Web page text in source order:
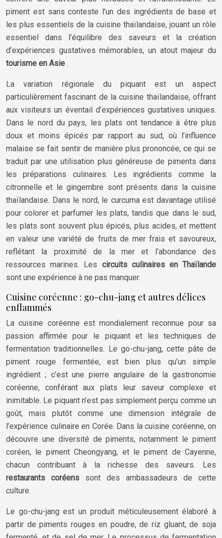
piment est sans conteste l’un des ingrédients de base et
les plus essentiels de la cuisine thaïlandaise, jouant un rôle
essentiel dans l’équilibre des saveurs et la création
d’expériences gustatives mémorables, un atout majeur du
tourisme en Asie .
La variation régionale du piquant est un aspect
particulièrement fascinant de la cuisine thaïlandaise, offrant
aux visiteurs un éventail d’expériences gustatives uniques.
Dans le nord du pays, les plats ont tendance à être plus
doux et moins épicés par rapport au sud, où l’influence
malaise se fait sentir de manière plus prononcée, ce qui se
traduit par une utilisation plus généreuse de piments dans
les préparations culinaires. Les ingrédients comme la
citronnelle et le gingembre sont présents dans la cuisine
thaïlandaise. Dans le nord, le curcuma est davantage utilisé
pour colorer et parfumer les plats, tandis que dans le sud,
les plats sont souvent plus épicés, plus acides, et mettent
en valeur une variété de fruits de mer frais et savoureux,
reflétant la proximité de la mer et l’abondance des
ressources marines. Les circuits culinaires en Thaïlande
sont une expérience à ne pas manquer.
Cuisine coréenne : go-chu-jang et autres délices
enflammés
La cuisine coréenne est mondialement reconnue pour sa
passion affirmée pour le piquant et les techniques de
fermentation traditionnelles. Le go-chu-jang, cette pâte de
piment rouge fermentée, est bien plus qu’un simple
ingrédient ; c’est une pierre angulaire de la gastronomie
coréenne, conférant aux plats leur saveur complexe et
inimitable. Le piquant n’est pas simplement perçu comme un
goût, mais plutôt comme une dimension intégrale de
l’expérience culinaire en Corée. Dans la cuisine coréenne, on
découvre une diversité de piments, notamment le piment
coréen, le piment Cheongyang, et le piment de Cayenne,
chacun contribuant à la richesse des saveurs. Les
restaurants coréens sont des ambassadeurs de cette
culture.
Le go-chu-jang est un produit méticuleusement élaboré à
partir de piments rouges en poudre, de riz gluant, de soja